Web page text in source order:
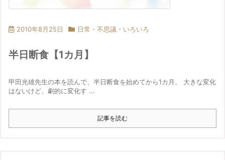
2010年8月25日 日常・不思議・いろいろ
半日断食【1カ月】
甲田光雄先生の本を読んで、半日断食を始めてから1カ月。 大きな変化
はないけど、劇的に変化す ...
記事を読む